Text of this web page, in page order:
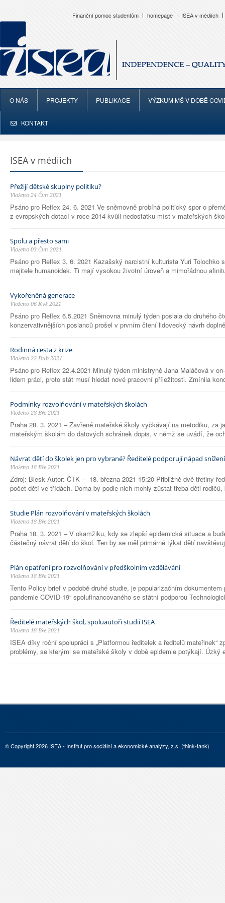
Finanční pomoc studentům homepage ISEA v médiích
O NÁS PROJEKTY PUBLIKACE VÝZKUM MŠ V DOBĚ
KONTAKT
ISEA v médiích
Přežijí dětské skupiny politiku?
Vloženo 24 Čvn 2021
Psáno pro Reflex 24. 6. 2021 Ve sněmovně probíhá politický spor o
z evropských dotací v roce 2014 kvůli nedostatku míst v mateřských
Spolu a přesto sami
Vloženo 03 Čvn 2021
Psáno pro Reflex 3. 6. 2021 Kazašský narcistní kulturista Yuri
majitele humanoidek. Ti mají vysokou životní úroveň a mimořádnou
Vykořeněná generace
Vloženo 06 Kvě 2021
Psáno pro Reflex 6.5.2021 Sněmovna minulý týden poslala do
konzervativnějších poslanců prošel v prvním čtení lidovecký návrh
Rodinná cesta z krize
Vloženo 22 Dub 2021
Psáno pro Reflex 22.4.2021 Minulý týden ministryně Jana Maláčová v
lidem práci, proto stát musí hledat nové pracovní příležitosti. Zmínila
Podmínky rozvolňování v mateřských školách
Vloženo 28 Bře 2021
Praha 28. 3. 2021 – Zavřené mateřské školy vyčkávají na metodiku,
mateřským školám do datových schránek dopis, v němž se uvádí, že
Návrat dětí do školek jen pro vybrané? Ředitelé podporují nápad
Vloženo 18 Bře 2021
Zdroj: Blesk Autor: ČTK – 18. března 2021 15:20 Přibližně dvě třetiny
počet dětí ve třídách. Doma by podle nich mohly zůstat třeba děti
Studie Plán rozvolňování v mateřských školách
Vloženo 18 Bře 2021
Praha 18. 3. 2021 – V okamžiku, kdy se zlepší epidemická situace a
částečný návrat dětí do škol. Ten by se měl primárně týkat dětí
Plán opatření pro rozvolňování v předškolním vzdělávání
Vloženo 18 Bře 2021
Tento Policy brief v podobě druhé studie, je popularizačním
pandemie COVID-19“ spolufinancovaného se státní podporou
Ředitelé mateřských škol, spoluautoři studií ISEA
Vloženo 18 Bře 2021
ISEA díky roční spolupráci s „Platformou ředitelek a ředitelů
problémy, se kterými se mateřské školy v době epidemie potýkají.
© Copyright 2026 ISEA - Institut pro sociální a ekonomické analýzy, z.s. (think-tank)